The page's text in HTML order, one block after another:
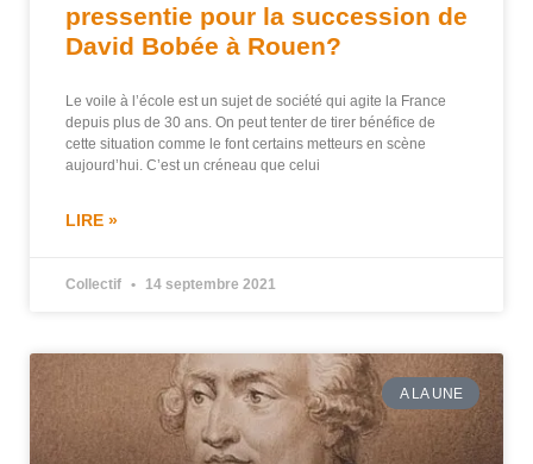
pressentie pour la succession de
David Bobée à Rouen?
Le voile à l’école est un sujet de société qui agite la France
depuis plus de 30 ans. On peut tenter de tirer bénéfice de
cette situation comme le font certains metteurs en scène
aujourd’hui. C’est un créneau que celui
LIRE »
Collectif 14 septembre 2021
A LA UNE